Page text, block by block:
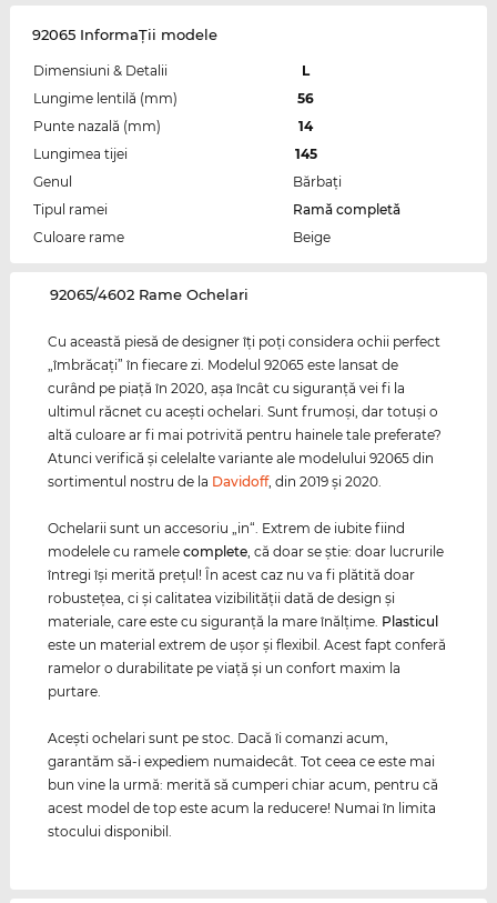
92065 InformaŢii modele
Dimensiuni & Detalii
L
Lungime lentilă (mm)
56
Punte nazală (mm)
14
Lungimea tijei
145
Genul
Bărbaţi
Tipul ramei
Ramă completă
Culoare rame
Beige
‌92065/4602 Rame Ochelari
Cu această piesă de designer îţi poţi considera ochii perfect
„îmbrăcaţi” în fiecare zi. Modelul 92065 este lansat de
curând pe piaţă în 2020, aşa încât cu siguranţă vei fi la
ultimul răcnet cu aceşti ochelari. Sunt frumoşi, dar totuşi o
altă culoare ar fi mai potrivită pentru hainele tale preferate?
Atunci verifică şi celelalte variante ale modelului 92065 din
sortimentul nostru de la Davidoff, din 2019 şi 2020.
Ochelarii sunt un accesoriu „in“. Extrem de iubite fiind
modelele cu ramelecomplete, că doar se ştie: doar lucrurile
întregi îşi merită preţul! În acest caz nu va fi plătită doar
robusteţea, ci şi calitatea vizibilităţii dată de design şi
materiale, care este cu siguranţă la mare înălţime. Plasticul
este un material extrem de uşor şi flexibil. Acest fapt conferă
ramelor o durabilitate pe viaţă şi un confort maxim la
purtare.
Aceşti ochelari sunt pe stoc. Dacă îi comanzi acum,
garantăm să-i expediem numaidecât. Tot ceea ce este mai
bun vine la urmă: merită să cumperi chiar acum, pentru că
acest model de top este acum la reducere! Numai în limita
stocului disponibil.